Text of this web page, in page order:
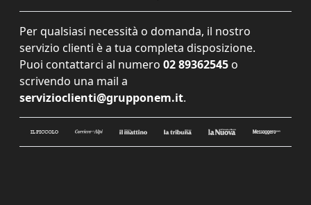
Per qualsiasi necessità o domanda, il nostro
servizio clienti è a tua completa disposizione.
Puoi contattarci al numero 02 89362545 o
scrivendo una mail a
servizioclienti@grupponem.it.